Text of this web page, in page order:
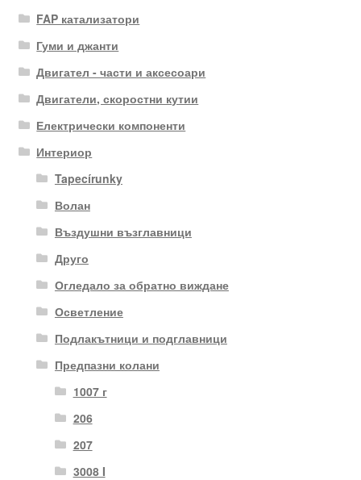
FAP катализатори
Гуми и джанти
Двигател - части и аксесоари
Двигатели, скоростни кутии
Електрически компоненти
Интериор
Tapecírunky
Волан
Въздушни възглавници
Друго
Огледало за обратно виждане
Осветление
Подлакътници и подглавници
Предпазни колани
1007 г
206
207
3008 I